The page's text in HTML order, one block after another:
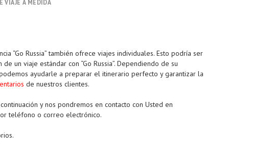
VIAJE A MEDIDA
“Go Russia” también ofrece viajes individuales. Esto podría ser
un viaje estándar con “Go Russia”. Dependiendo de su
ayudarle a preparar el itinerario perfecto y garantizar la
de nuestros clientes.
y nos pondremos en contacto con Usted en
teléfono o correo electrónico.